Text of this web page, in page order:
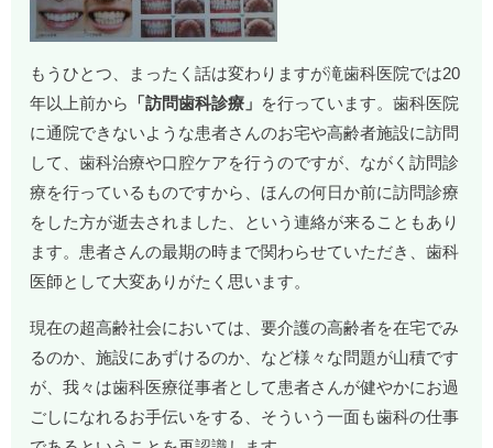
もうひとつ、まったく話は変わりますが滝歯科医院では20
年以上前から
「訪問歯科診療」 を行っています。歯科医院
に通院できないような患者さんのお宅や高齢者施設に訪問
して、歯科治療や口腔ケアを行うのですが、ながく訪問診
療を行っているものですから、ほんの何日か前に訪問診療
をした方が逝去されました、という連絡が来ることもあり
ます。患者さんの最期の時まで関わらせていただき、歯科
医師として大変ありがたく思います。
現在の超高齢社会においては、要介護の高齢者を在宅でみ
るのか、施設にあずけるのか、など様々な問題が山積です
が、我々は歯科医療従事者として患者さんが健やかにお過
ごしになれるお手伝いをする、そういう一面も歯科の仕事